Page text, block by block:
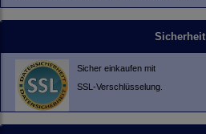
Sicherheit
Sicher einkaufen mit
SSL-Verschlüsselung.